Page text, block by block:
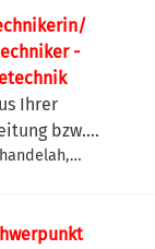
-
Ihrer
bzw.